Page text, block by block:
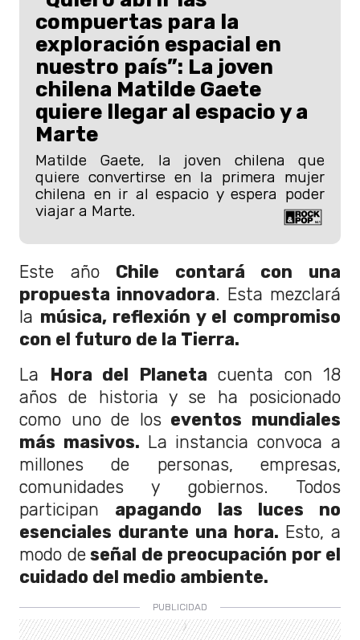
compuertas para la
exploración espacial en
nuestro país”: La joven
chilena Matilde Gaete
quiere llegar al espacio y a
Marte
Matilde Gaete, la joven chilena que
quiere convertirse en la primera mujer
chilena en ir al espacio y espera poder
viajar a Marte.
Este año Chile contará con una
propuesta innovadora. Esta mezclará
la música, reflexión y el compromiso
con el futuro de la Tierra.
La Hora del Planeta cuenta con 18
años de historia y se ha posicionado
como uno de loseventos mundiales
más masivos. La instancia convoca a
millones de personas, empresas,
comunidades y gobiernos. Todos
participan apagando las luces no
esenciales durante una hora. Esto, a
modo deseñal de preocupación por el
cuidado del medio ambiente.